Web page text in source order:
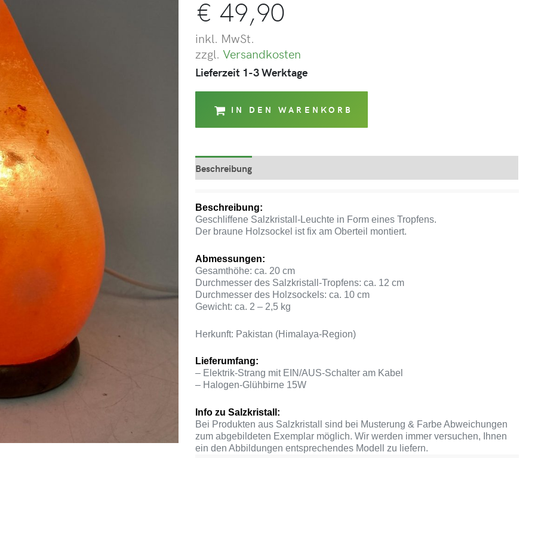
€ 49,90
inkl. MwSt.
zzgl.Versandkosten
Lieferzeit 1-3 Werktage
IN DEN WARENKORB
Beschreibung
Beschreibung:
Geschliffene Salzkristall-Leuchte in Form eines Tropfens.
Der braune Holzsockel ist fix am Oberteil montiert.
Abmessungen:
Gesamthöhe: ca. 20 cm
Durchmesser des Salzkristall-Tropfens: ca. 12 cm
Durchmesser des Holzsockels: ca. 10 cm
Gewicht: ca. 2 – 2,5 kg
Herkunft: Pakistan (Himalaya-Region)
Lieferumfang:
– Elektrik-Strang mit EIN/AUS-Schalter am Kabel
– Halogen-Glühbirne 15W
Info zu Salzkristall:
Bei Produkten aus Salzkristall sind bei Musterung & Farbe Abweichungen
zum abgebildeten Exemplar möglich. Wir werden immer versuchen, Ihnen
ein den Abbildungen entsprechendes Modell zu liefern.